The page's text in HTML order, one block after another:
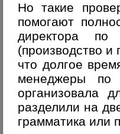
Но такие
помогают
директора по
(производство
что долгое
менеджеры по
организовала
разделили на
грамматика или